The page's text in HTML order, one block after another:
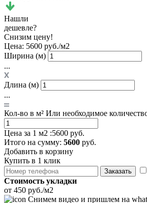
Нашли
дешевле?
Снизим цену!
Цена: 5600 руб./м2
Ширина (м)
...
Длина (м)
...
Кол-во в м² Или необходимое
Цена за 1 м2 :5600 руб.
Итого на сумму: 5600 руб.
Добавить в корзину
Купить в 1 клик
Заказать
Стоимость укладки
от 450 руб./м2
Снимем видео и пришлем на